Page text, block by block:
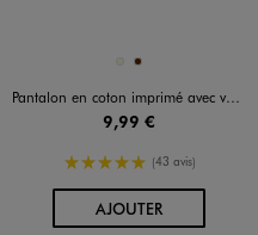
Disponible en 2 coloris
BEIGEMARRON
Pantalon en coton imprimé avec volants dans le bas bébé fille
9,99 €
5/5 de moyenne
(43 avis)
AJOUTERAU PANIER